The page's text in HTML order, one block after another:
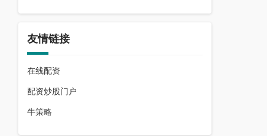
友情链接
在线配资
配资炒股门户
牛策略